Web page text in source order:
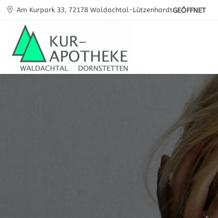
Am Kurpark 33, 72178 Waldachtal-LützenhardtGEÖFFNET